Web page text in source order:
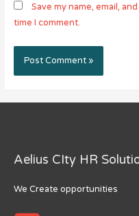
Save my name, email,
time I comment.
Aelius CIty HR
We Create opportunities